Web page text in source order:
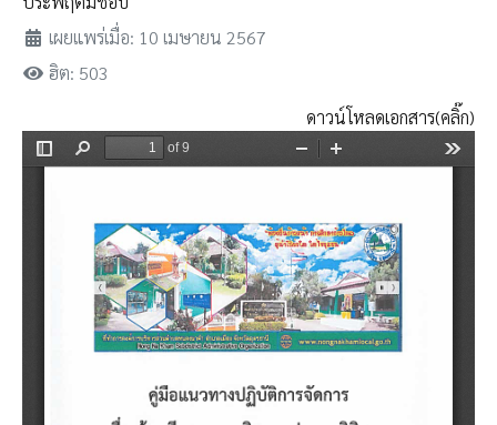
เผยแพร่เมื่อ: 10 เมษายน 2567
ฮิต: 503
ดาวน์โหลดเอกสาร(คลิ๊ก)